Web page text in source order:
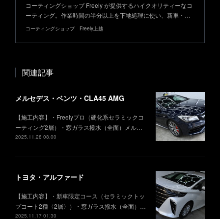
コーティングショップ Freely が提供するハイクオリティーなコ
ーティング。作業時間の半分以上を下地処理に使い、新車・…
コーティングショップ Freely上越
関連記事
メルセデス・ベンツ・CLA45 AMG
【施工内容】・Freelyプロ（硬化系セラミックコ
ーティング2層）・窓ガラス撥水（全面）メル…
2025.11.28 08:00
トヨタ・アルファード
【施工内容】・新車限定コース（セラミックトッ
プコート2種〈2層〉）・窓ガラス撥水（全面）…
2025.11.17 01:30